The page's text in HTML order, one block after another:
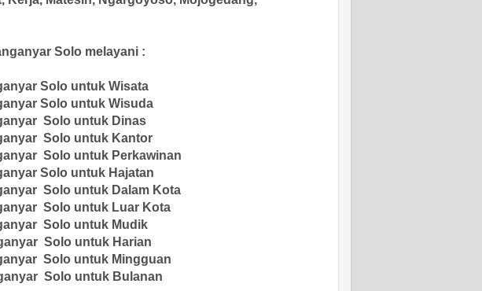
Solo melayani :
Solo untuk Wisata
Solo untuk Wisuda
Solo untuk Dinas
Solo untuk Kantor
Solo untuk Perkawinan
Solo untuk Hajatan
Solo untuk Dalam Kota
Solo untuk Luar Kota
Solo untuk Mudik
Solo untuk Harian
Solo untuk Mingguan
Solo untuk Bulanan